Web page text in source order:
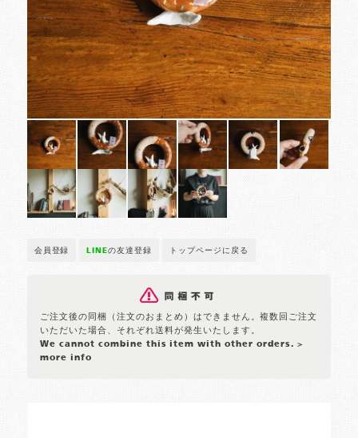
会員登録 LINEの友達登録 トップページに戻る
ご注文後の同梱（注文のおまとめ）はできません。複数回ご注文
いただいた場合、それぞれ送料が発生いたします。
We cannot combine this item with other orders. >
more info